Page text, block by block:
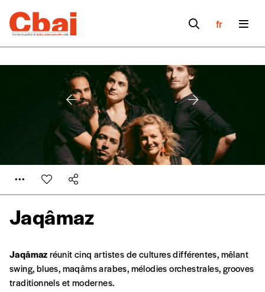
fr
Jaqâmaz
Se connecter
Formulaire de
commande
Jaqâmazréunit cinq artistes de cultures différentes, mêlant
swing, blues, maqâms arabes, mélodies orchestrales, grooves
traditionnels et modernes.